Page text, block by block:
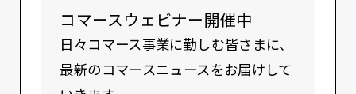
コマースウェビナー開催中
日々コマース事業に勤しむ皆さまに、
最新のコマースニュースをお届けして